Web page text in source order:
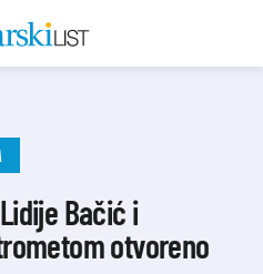
Bačić i
otvoreno